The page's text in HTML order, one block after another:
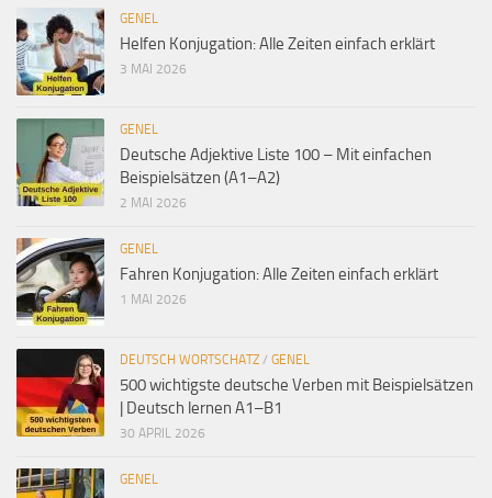
GENEL
Helfen Konjugation: Alle Zeiten einfach erklärt
3 MAI 2026
GENEL
Deutsche Adjektive Liste 100 – Mit einfachen
Beispielsätzen (A1–A2)
2 MAI 2026
GENEL
Fahren Konjugation: Alle Zeiten einfach erklärt
1 MAI 2026
DEUTSCH WORTSCHATZ / GENEL
500 wichtigste deutsche Verben mit Beispielsätzen
| Deutsch lernen A1–B1
30 APRIL 2026
GENEL